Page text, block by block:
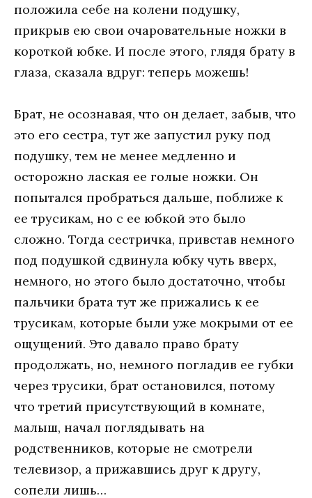
положила себе на колени подушку,
прикрыв ею свои очаровательные ножки в
короткой юбке. И после этого, глядя брату в
глаза, сказала вдруг: теперь можешь!
Брат, не осознавая, что он делает, забыв, что
это его сестра, тут же запустил руку под
подушку, тем не менее медленно и
осторожно лаская ее голые ножки. Он
попытался пробраться дальше, поближе к
ее трусикам, но с ее юбкой это было
сложно. Тогда сестричка, привстав немного
под подушкой сдвинула юбку чуть вверх,
немного, но этого было достаточно, чтобы
пальчики брата тут же прижались к ее
трусикам, которые были уже мокрыми от ее
ощущений. Это давало право брату
продолжать, но, немного погладив ее губки
через трусики, брат остановился, потому
что третий присутствующий в комнате,
малыш, начал поглядывать на
родственников, которые не смотрели
телевизор, а прижавшись друг к другу,
сопели лишь…